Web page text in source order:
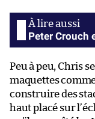
Peter Crouch
Peu à peu, Chris
maquettes
construire des
haut placé sur